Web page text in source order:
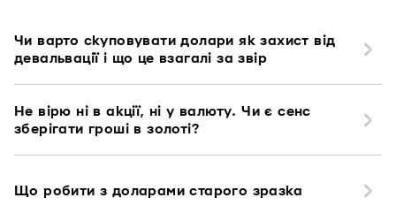
Чи варто скуповувати долари як захист від
девальвації і що це взагалі за звір
Не вірю ні в акції, ні у валюту. Чи є сенс
зберігати гроші в золоті?
Що робити з доларами старого зразка